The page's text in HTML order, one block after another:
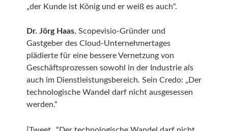
„der Kunde ist König und er weiß es auch“.
Dr. Jörg Haas, Scopevisio-Gründer und
Gastgeber des Cloud-Unternehmertages
plädierte für eine bessere Vernetzung von
Geschäftsprozessen sowohl in der Industrie als
auch im Dienstleistungsbereich. Sein Credo: „Der
technologische Wandel darf nicht ausgesessen
werden.“